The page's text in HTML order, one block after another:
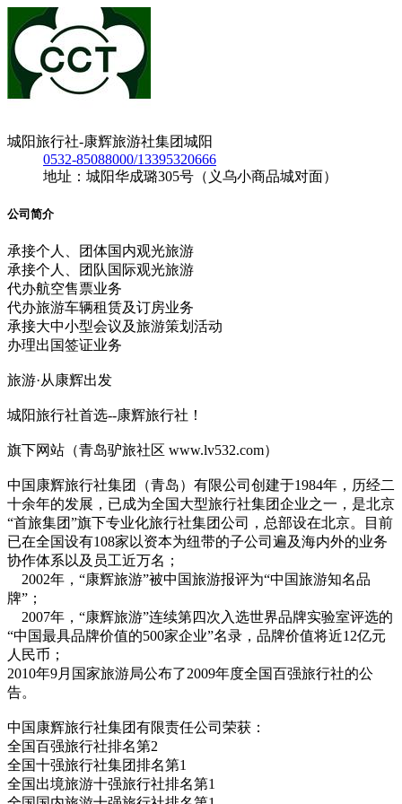
城阳旅行社-康辉旅游社集团城阳
0532-85088000/13395320666
地址：城阳华成璐305号（义乌小商品城对面）
公司简介
承接个人、团体国内观光旅游
承接个人、团队国际观光旅游
代办航空售票业务
代办旅游车辆租赁及订房业务
承接大中小型会议及旅游策划活动
办理出国签证业务
旅游·从康辉出发
城阳旅行社首选--康辉旅行社！
旗下网站（青岛驴旅社区 www.lv532.com）
中国康辉旅行社集团（青岛）有限公司创建于1984年，历经二
十余年的发展，已成为全国大型旅行社集团企业之一，是北京
“首旅集团”旗下专业化旅行社集团公司，总部设在北京。目前
已在全国设有108家以资本为纽带的子公司遍及海内外的业务
协作体系以及员工近万名；
2002年，“康辉旅游”被中国旅游报评为“中国旅游知名品
牌”；
2007年，“康辉旅游”连续第四次入选世界品牌实验室评选的
“中国最具品牌价值的500家企业”名录，品牌价值将近12亿元
人民币；
2010年9月国家旅游局公布了2009年度全国百强旅行社的公
告。
中国康辉旅行社集团有限责任公司荣获：
全国百强旅行社排名第2
全国十强旅行社集团排名第1
全国出境旅游十强旅行社排名第1